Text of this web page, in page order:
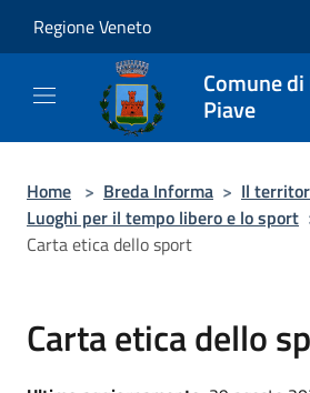
Regione Veneto
Comune
Piave
Home > Breda Informa > Il
Luoghi per il tempo libero e lo sport
Carta etica dello sport
Carta etica dello